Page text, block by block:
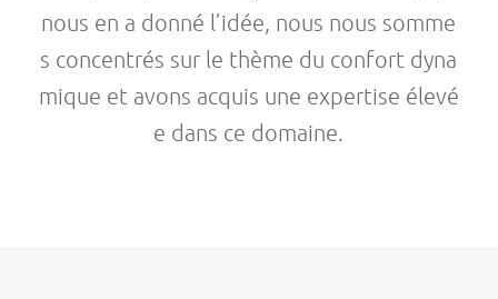
nous en a donné l’idée, nous nous somme
s concentrés sur le thème du confort dyna
mique et avons acquis une expertise élevé
e dans ce domaine.